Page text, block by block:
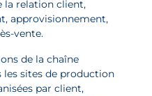
la relation client,
approvisionnement,
vente.
de la chaîne
les sites de production
par client,